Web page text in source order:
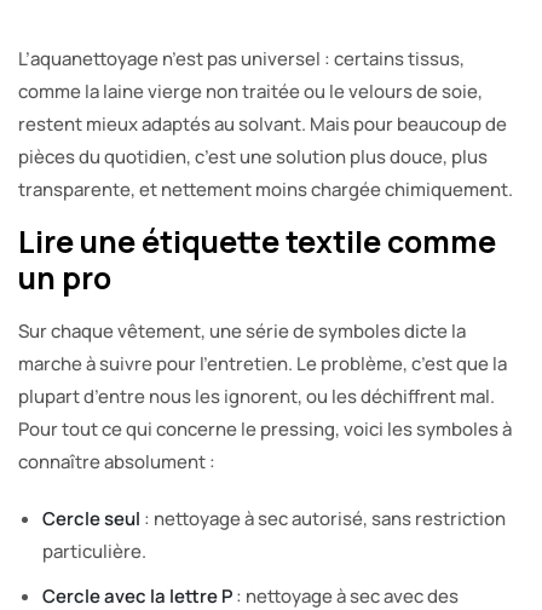
L’aquanettoyage n’est pas universel : certains tissus,
comme la laine vierge non traitée ou le velours de soie,
restent mieux adaptés au solvant. Mais pour beaucoup de
pièces du quotidien, c’est une solution plus douce, plus
transparente, et nettement moins chargée chimiquement.
Lire une étiquette textile comme
un pro
Sur chaque vêtement, une série de symboles dicte la
marche à suivre pour l’entretien. Le problème, c’est que la
plupart d’entre nous les ignorent, ou les déchiffrent mal.
Pour tout ce qui concerne le pressing, voici les symboles à
connaître absolument :
Cercle seul : nettoyage à sec autorisé, sans restriction
particulière.
Cercle avec la lettre P: nettoyage à sec avec des